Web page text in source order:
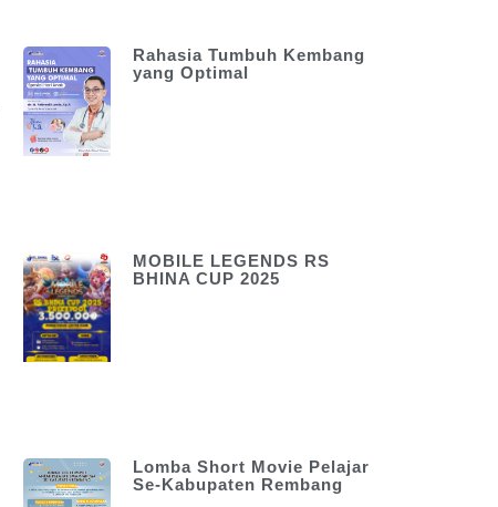
Rahasia Tumbuh Kembang
yang Optimal
MOBILE LEGENDS RS
BHINA CUP 2025
Lomba Short Movie Pelajar
Se-Kabupaten Rembang